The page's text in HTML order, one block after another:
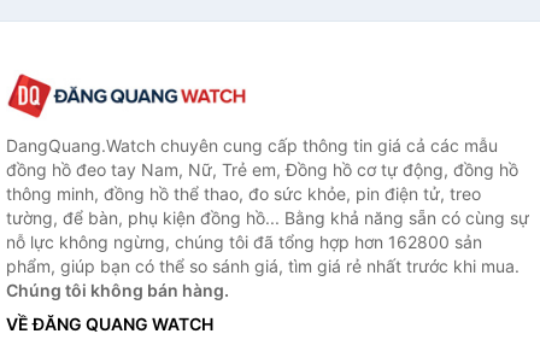
DangQuang.Watch chuyên cung cấp thông tin giá cả các mẫu
đồng hồ đeo tay Nam, Nữ, Trẻ em, Đồng hồ cơ tự động, đồng hồ
thông minh, đồng hồ thể thao, đo sức khỏe, pin điện tử, treo
tường, để bàn, phụ kiện đồng hồ... Bằng khả năng sẵn có cùng sự
nỗ lực không ngừng, chúng tôi đã tổng hợp hơn 162800 sản
phẩm, giúp bạn có thể so sánh giá, tìm giá rẻ nhất trước khi mua.
Chúng tôi không bán hàng.
VỀ ĐĂNG QUANG WATCH